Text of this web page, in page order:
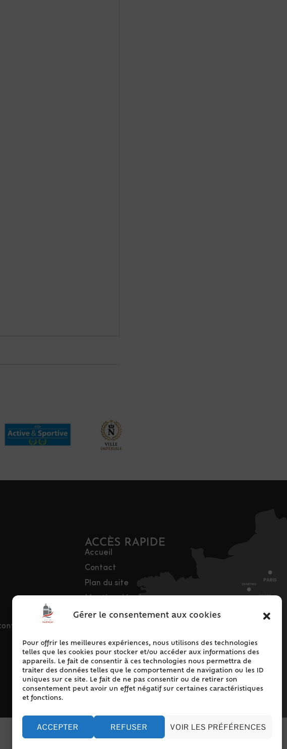
Gérer le consentement aux cookies
Pour offrir les meilleures expériences, nous utilisons des technologies
telles que les cookies pour stocker et/ou accéder aux informations des
appareils. Le fait de consentir à ces technologies nous permettra de
traiter des données telles que le comportement de navigation ou les ID
uniques sur ce site. Le fait de ne pas consentir ou de retirer son
consentement peut avoir un effet négatif sur certaines caractéristiques
et fonctions.
ACCEPTER REFUSER VOIR LES PRÉFÉRENCES
ACCÈS RAPIDE
Accueil
Contact
Plan du site
Mentions légales
Traitement des
Politique de cookies
(UE)